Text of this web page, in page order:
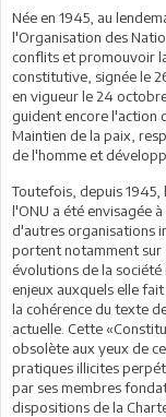
Née en 1945, au
l'Organisation des
conflits et promouvoir
constitutive, signée le
en vigueur le 24
guident encore l'action
Maintien de la paix,
de l'homme et
Toutefois, depuis
l'ONU a été envisagée
d'autres organisations
portent notamment sur
évolutions de la
enjeux auxquels elle
la cohérence du texte
actuelle. Cette
obsolète aux yeux de
pratiques illicites
par ses membres
dispositions de la